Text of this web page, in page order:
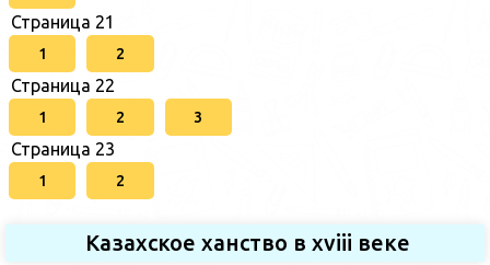
Страница 21
1 2
Страница 22
1 2 3
Страница 23
1 2
Казахское ханство в хviii веке